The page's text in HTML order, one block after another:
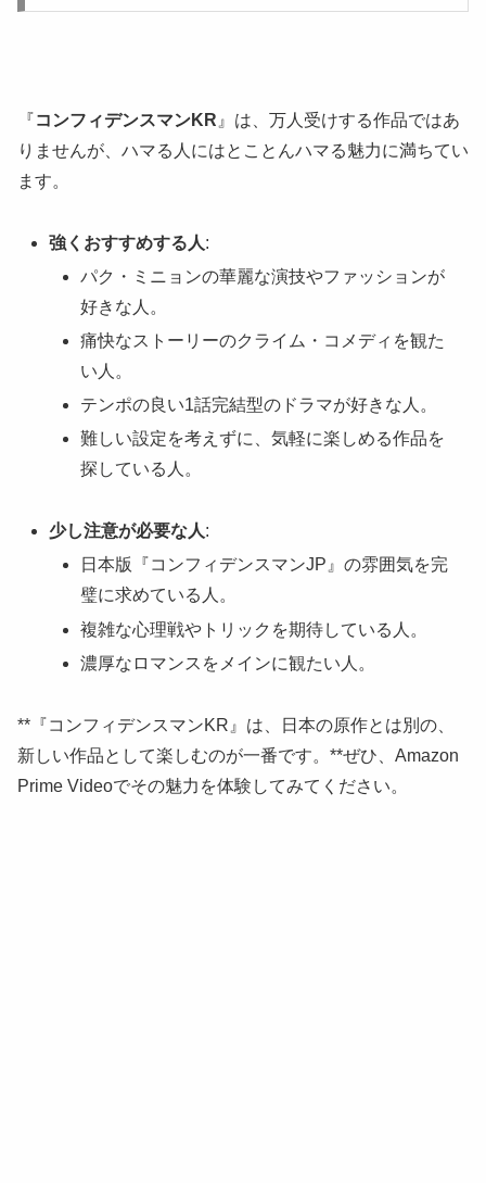
『コンフィデンスマンKR 』は、万人受けする作品ではあ
りませんが、ハマる人にはとことんハマる魅力に満ちてい
ます。
強くおすすめする人:
パク・ミニョンの華麗な演技やファッションが
好きな人。
痛快なストーリーのクライム・コメディを観た
い人。
テンポの良い1話完結型のドラマが好きな人。
難しい設定を考えずに、気軽に楽しめる作品を
探している人。
少し注意が必要な人:
日本版『コンフィデンスマンJP』の雰囲気を完
璧に求めている人。
複雑な心理戦やトリックを期待している人。
濃厚なロマンスをメインに観たい人。
**『コンフィデンスマンKR』は、日本の原作とは別の、
新しい作品として楽しむのが一番です。**ぜひ、Amazon
Prime Videoでその魅力を体験してみてください。